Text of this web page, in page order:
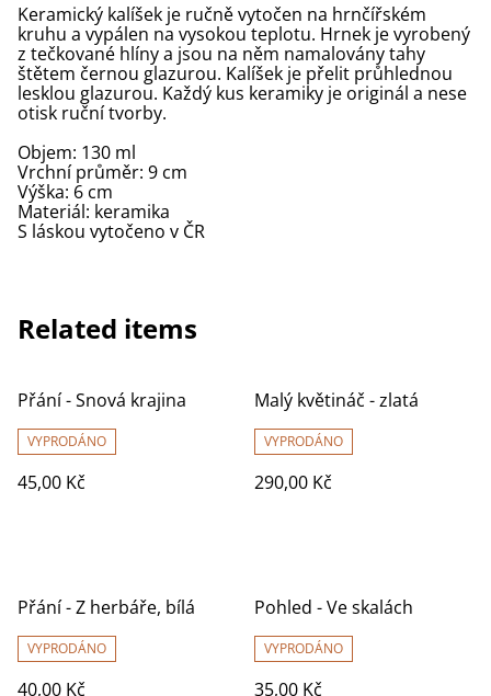
Keramický kalíšek je ručně vytočen na hrnčířském
kruhu a vypálen na vysokou teplotu. Hrnek je vyrobený
z tečkované hlíny a jsou na něm namalovány tahy
štětem černou glazurou. Kalíšek je přelit průhlednou
lesklou glazurou. Každý kus keramiky je originál a nese
otisk ruční tvorby.
Objem: 130 ml
Vrchní průměr: 9 cm
Výška: 6 cm
Materiál: keramika
S láskou vytočeno v ČR
Related items
Přání - Snová krajina
VYPRODÁNO
45,00 Kč
Malý květináč - zlatá
VYPRODÁNO
290,00 Kč
Přání - Z herbáře, bílá
VYPRODÁNO
40,00 Kč
Pohled - Ve skalách
VYPRODÁNO
35,00 Kč